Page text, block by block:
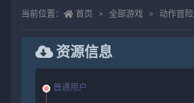
当前位置： 首页 全部游戏 动作冒险
资源信息
普通用户